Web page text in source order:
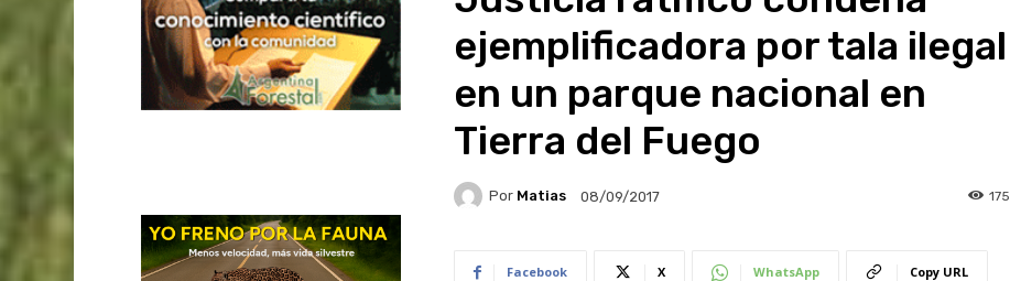
ejemplificadora por tala ilegal
en un parque nacional en
Tierra del Fuego
Por Matias 08/09/2017 175
Facebook X WhatsApp Copy URL